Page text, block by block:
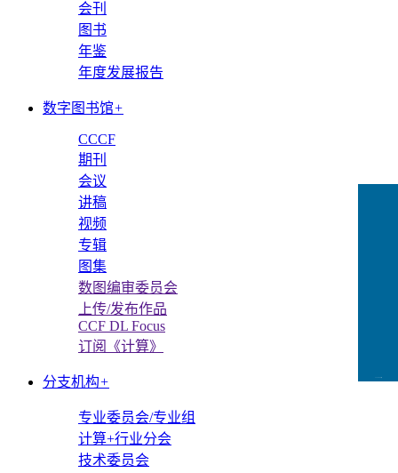
会刊
图书
年鉴
年度发展报告
数字图书馆+
CCCF
期刊
会议
讲稿
视频
专辑
图集
数图编审委员会
上传/发布作品
CCF DL Focus
订阅《计算》
分支机构+
专业委员会/专业组
计算+行业分会
技术委员会